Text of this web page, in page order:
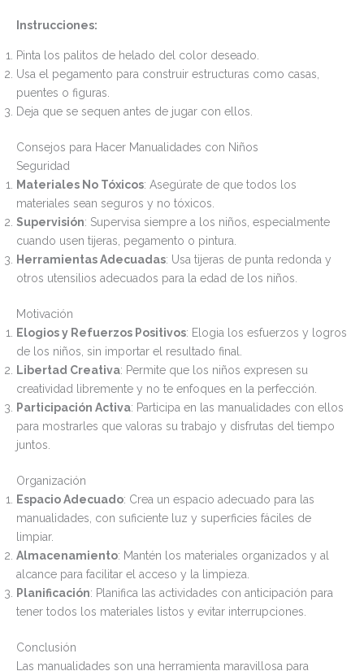
Instrucciones:
Pinta los palitos de helado del color deseado.
Usa el pegamento para construir estructuras como casas,
puentes o figuras.
Deja que se sequen antes de jugar con ellos.
Consejos para Hacer Manualidades con Niños
Seguridad
Materiales No Tóxicos: Asegúrate de que todos los
materiales sean seguros y no tóxicos.
Supervisión: Supervisa siempre a los niños, especialmente
cuando usen tijeras, pegamento o pintura.
Herramientas Adecuadas: Usa tijeras de punta redonda y
otros utensilios adecuados para la edad de los niños.
Motivación
Elogios y Refuerzos Positivos: Elogia los esfuerzos y logros
de los niños, sin importar el resultado final.
Libertad Creativa: Permite que los niños expresen su
creatividad libremente y no te enfoques en la perfección.
Participación Activa: Participa en las manualidades con ellos
para mostrarles que valoras su trabajo y disfrutas del tiempo
juntos.
Organización
Espacio Adecuado: Crea un espacio adecuado para las
manualidades, con suficiente luz y superficies fáciles de
limpiar.
Almacenamiento: Mantén los materiales organizados y al
alcance para facilitar el acceso y la limpieza.
Planificación: Planifica las actividades con anticipación para
tener todos los materiales listos y evitar interrupciones.
Conclusión
Las manualidades son una herramienta maravillosa para